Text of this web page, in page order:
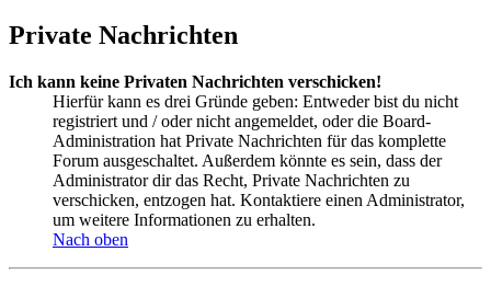
Private Nachrichten
Ich kann keine Privaten Nachrichten verschicken!
Hierfür kann es drei Gründe geben: Entweder bist du nicht
registriert und / oder nicht angemeldet, oder die Board-
Administration hat Private Nachrichten für das komplette
Forum ausgeschaltet. Außerdem könnte es sein, dass der
Administrator dir das Recht, Private Nachrichten zu
verschicken, entzogen hat. Kontaktiere einen Administrator,
um weitere Informationen zu erhalten.
Nach oben